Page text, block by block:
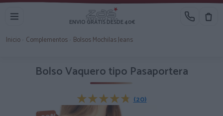
ENVIO GRATIS DESDE 40€
Inicio Complementos Bolsos Mochilas Jeans
Bolso Vaquero tipo Pasaportera
★★★★★
★★★★★ (20)